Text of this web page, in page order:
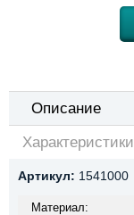
Описание
Характеристики
Артикул: 1541000
Материал: